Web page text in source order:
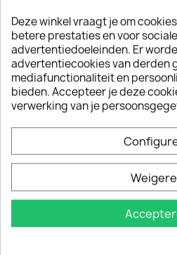
Ontworpen om uw stylus en
plaatsen schoon te maken.
Microvezeldoek 30x30cm,
gebruik met de
diepere reiniging om meer
vuil te verwijderen. Vinyl
Deze tissues reinigen elk
Ze zijn antistatisch, alcohol-
Reinigingsoplossing Met
nauwkeurigheid, gebruik
voor een diepere reiniging
Deze winkel vraagt je om
betere prestaties en voor
advertentiedoeleinden. Er
advertentiecookies van derden
mediafunctionaliteit en
bieden. Accepteer je deze
verwerking van je